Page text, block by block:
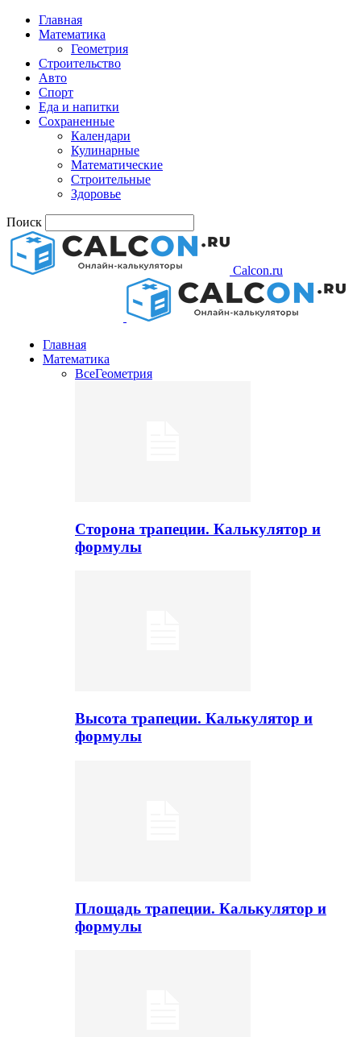
Главная
Математика
Геометрия
Строительство
Авто
Спорт
Еда и напитки
Сохраненные
Календари
Кулинарные
Математические
Строительные
Здоровье
Поиск
Calcon.ru
Главная
Математика
ВсеГеометрия
Сторона трапеции. Калькулятор и
формулы
Высота трапеции. Калькулятор и
формулы
Площадь трапеции. Калькулятор и
формулы